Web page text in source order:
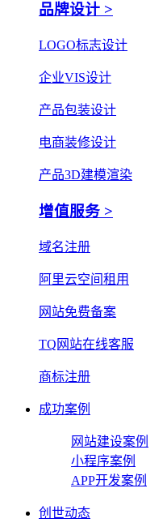
品牌设计 >
LOGO标志设计
企业VIS设计
产品包装设计
电商装修设计
产品3D建模渲染
增值服务 >
域名注册
阿里云空间租用
网站免费备案
TQ网站在线客服
商标注册
成功案例
网站建设案例
小程序案例
APP开发案例
创世动态